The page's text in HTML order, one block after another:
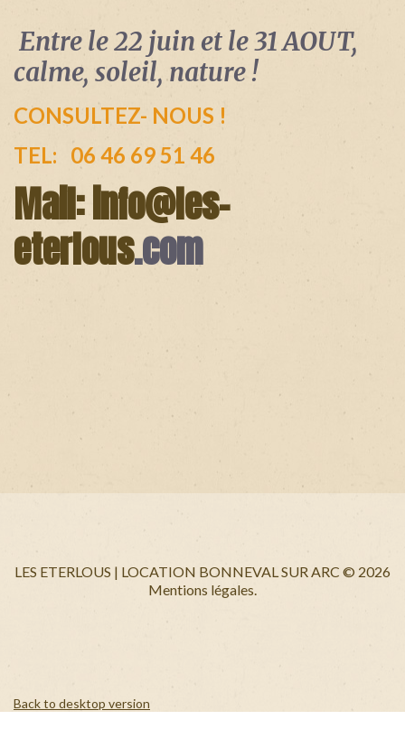
Entre le 22 juin et le 31 AOUT,
calme, soleil, nature !
CONSULTEZ- NOUS !
TEL: 06 46 69 51 46
Mail: info@les-
eterlous.com
LES ETERLOUS | LOCATION BONNEVAL SUR ARC © 2026
Mentions légales.
Back to desktop version